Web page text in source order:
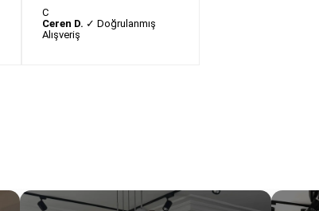
C
Ceren D. ✓ Doğrulanmış
Alışveriş